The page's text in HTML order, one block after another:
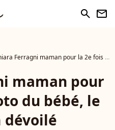
search newsletter
Ferragni maman pour la 2e fois : photo du bébé, le prénom dévoilé
maman pour
du bébé, le
dévoilé